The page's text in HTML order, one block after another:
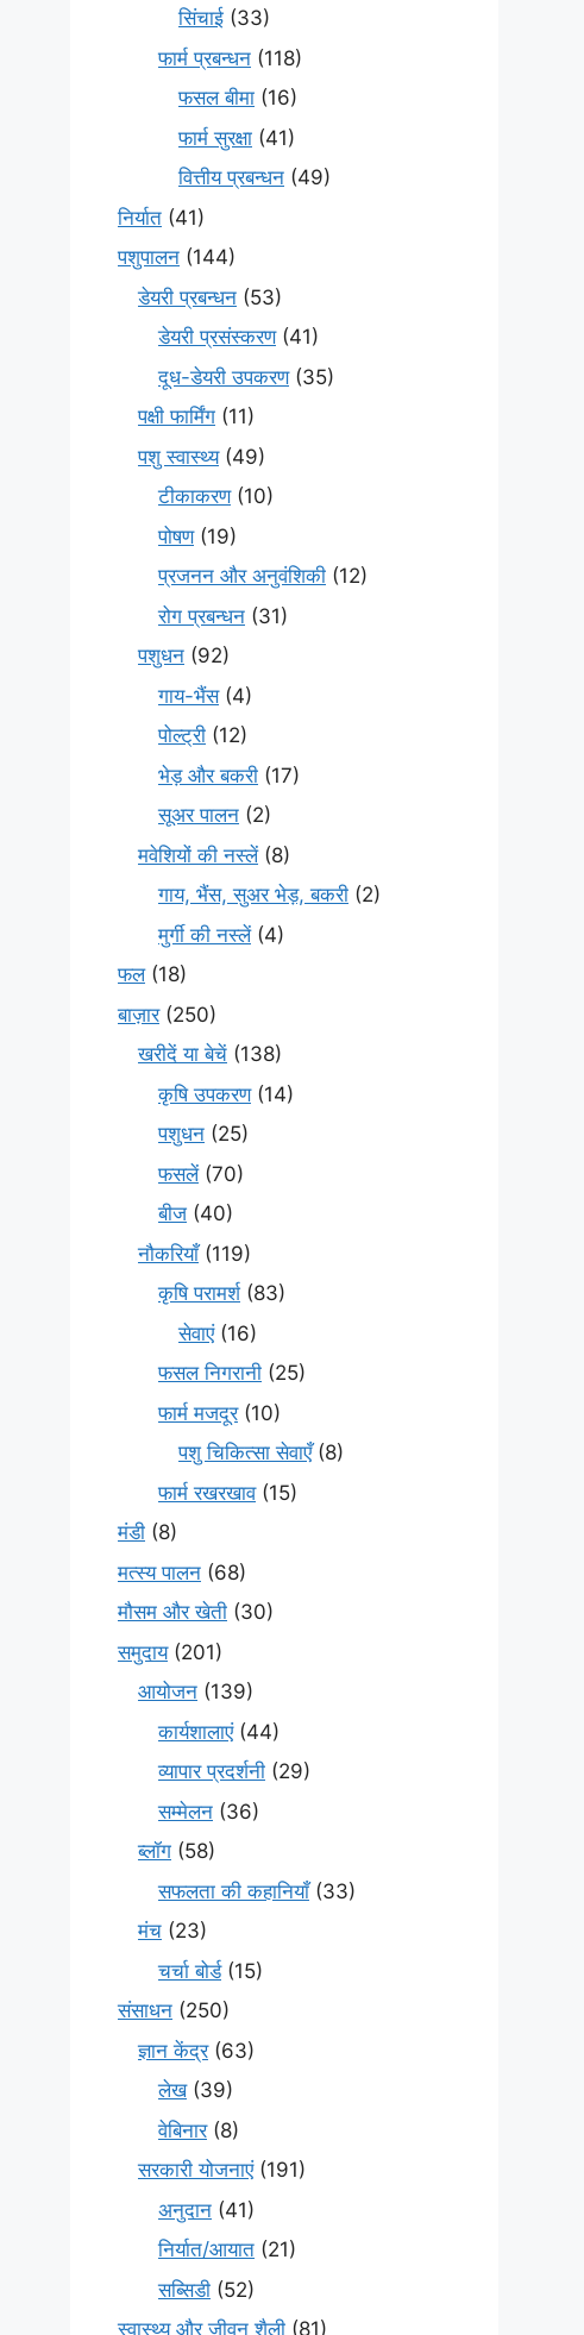
सिंचाई (33)
फार्म प्रबन्धन (118)
फसल बीमा (16)
फार्म सुरक्षा (41)
वित्तीय प्रबन्धन (49)
निर्यात (41)
पशुपालन (144)
डेयरी प्रबन्धन (53)
डेयरी प्रसंस्करण(41)
दूध-डेयरी उपकरण(35)
पक्षी फार्मिंग (11)
पशु स्वास्थ्य(49)
टीकाकरण(10)
पोषण(19)
प्रजनन और अनुवंशिकी (12)
रोग प्रबन्धन (31)
पशुधन (92)
गाय-भैंस(4)
पोल्ट्री (12)
भेड़ और बकरी (17)
सूअर पालन (2)
मवेशियों की नस्लें(8)
गाय, भैंस, सुअर भेड़, बकरी (2)
मुर्गी की नस्लें(4)
फल(18)
बाज़ार(250)
खरीदें या बेचें (138)
कृषि उपकरण(14)
पशुधन (25)
फसलें(70)
बीज (40)
नौकरियाँ(119)
कृषि परामर्श(83)
सेवाएं(16)
फसल निगरानी (25)
फार्म मजदूर(10)
पशु चिकित्सा सेवाएँ(8)
फार्म रखरखाव(15)
मंडी (8)
मत्स्य पालन (68)
मौसम और खेती (30)
समुदाय(201)
आयोजन (139)
कार्यशालाएं(44)
व्यापार प्रदर्शनी (29)
सम्मेलन (36)
ब्लॉग (58)
सफलता की कहानियाँ(33)
मंच (23)
चर्चा बोर्ड(15)
संसाधन (250)
ज्ञान केंद्र(63)
लेख(39)
वेबिनार(8)
सरकारी योजनाएं(191)
अनुदान (41)
निर्यात/आयात (21)
सब्सिडी (52)
स्वास्थ्य और जीवन शैली (81)